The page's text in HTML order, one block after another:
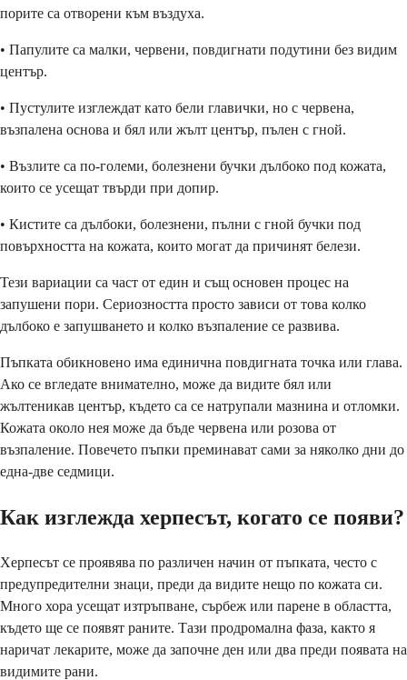
порите са отворени към въздуха.
• Папулите са малки, червени, повдигнати подутини без видим
център.
• Пустулите изглеждат като бели главички, но с червена,
възпалена основа и бял или жълт център, пълен с гной.
• Възлите са по-големи, болезнени бучки дълбоко под кожата,
които се усещат твърди при допир.
• Кистите са дълбоки, болезнени, пълни с гной бучки под
повърхността на кожата, които могат да причинят белези.
Тези вариации са част от един и същ основен процес на
запушени пори. Сериозността просто зависи от това колко
дълбоко е запушването и колко възпаление се развива.
Пъпката обикновено има единична повдигната точка или глава.
Ако се вгледате внимателно, може да видите бял или
жълтеникав център, където са се натрупали мазнина и отломки.
Кожата около нея може да бъде червена или розова от
възпаление. Повечето пъпки преминават сами за няколко дни до
една-две седмици.
Как изглежда херпесът, когато се появи?
Херпесът се проявява по различен начин от пъпката, често с
предупредителни знаци, преди да видите нещо по кожата си.
Много хора усещат изтръпване, сърбеж или парене в областта,
където ще се появят раните. Тази продромална фаза, както я
наричат лекарите, може да започне ден или два преди появата на
видимите рани.